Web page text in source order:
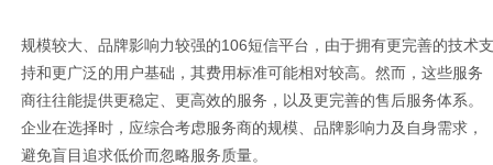
规模较大、品牌影响力较强的106短信平台，由于拥有更完善的技术支
持和更广泛的用户基础，其费用标准可能相对较高。然而，这些服务
商往往能提供更稳定、更高效的服务，以及更完善的售后服务体系。
企业在选择时，应综合考虑服务商的规模、品牌影响力及自身需求，
避免盲目追求低价而忽略服务质量。